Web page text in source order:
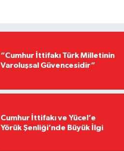
“Cumhur İttifakı Türk Milletinin
Varoluşsal Güvencesidir”
Cumhur İttifakı ve Yücel’e
Yörük Şenliği’nde Büyük İlgi